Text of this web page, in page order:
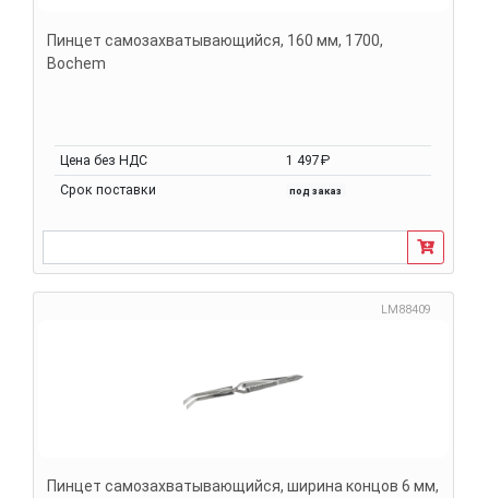
Пинцет самозахватывающийся, 160 мм, 1700,
Bochem
Цена без НДС
1 497₽
Срок поставки
под заказ
LM88409
Пинцет самозахватывающийся, ширина концов 6 мм,